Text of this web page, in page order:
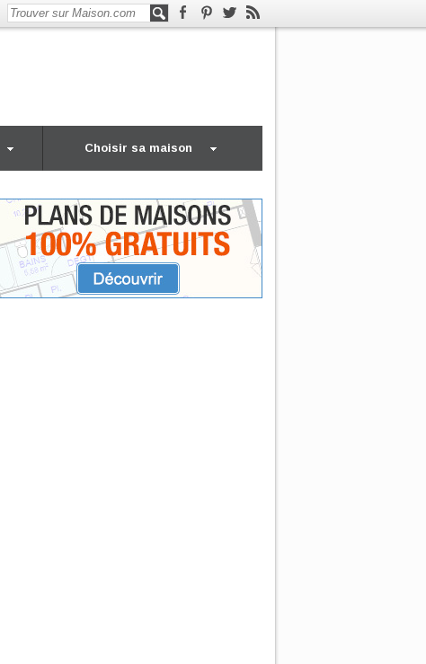
Choisir sa maison